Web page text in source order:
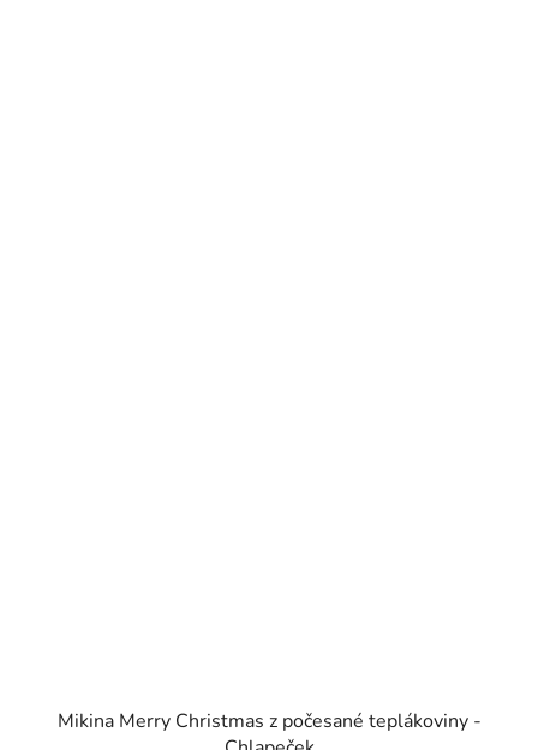
Mikina Merry Christmas z počesané teplákoviny -